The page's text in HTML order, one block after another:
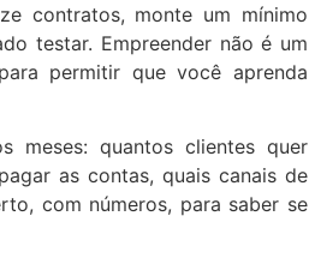
contratos, monte um mínimo
testar. Empreender não é um
permitir que você aprenda
meses: quantos clientes quer
as contas, quais canais de
com números, para saber se